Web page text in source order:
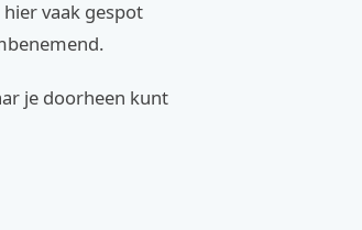
vaak gespot
je doorheen kunt